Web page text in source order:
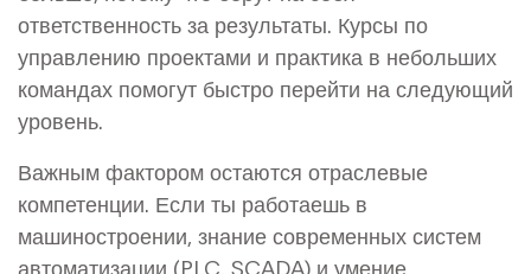
ответственность за результаты. Курсы по
управлению проектами и практика в небольших
командах помогут быстро перейти на следующий
уровень.
Важным фактором остаются отраслевые
компетенции. Если ты работаешь в
машиностроении, знание современных систем
автоматизации (PLC, SCADA) и умение